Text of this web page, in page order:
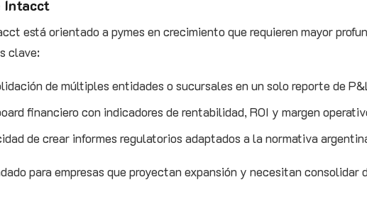
Intacct
está orientado a pymes en crecimiento que requieren mayor
clave:
de múltiples entidades o sucursales en un solo reporte de
financiero con indicadores de rentabilidad, ROI y margen
de crear informes regulatorios adaptados a la normativa
para empresas que proyectan expansión y necesitan consolidar